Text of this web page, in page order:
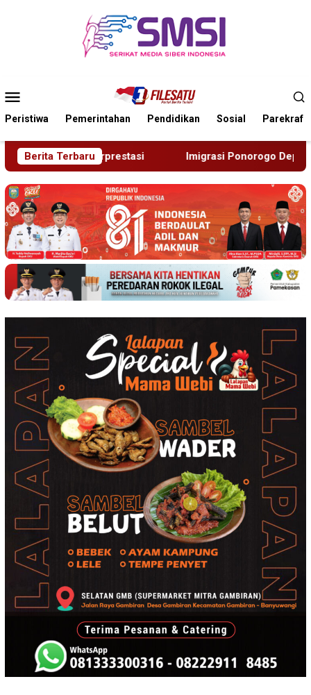
Mobile
Peristiwa Pemerintahan Pendidikan Sosial Parekraf
Berita Terbaru
Imigrasi Ponorogo Deportasi Satu WN Tiongkok